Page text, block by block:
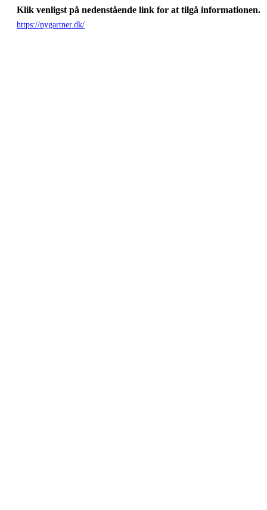
Klik venligst på nedenstående link for at tilgå informationen.
https://nygartner.dk/